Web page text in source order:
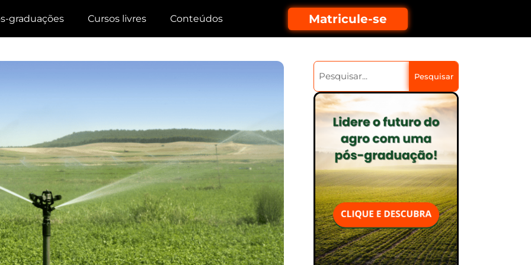
graduações Cursos livres Conteúdos Matricule-se
Pesquisar